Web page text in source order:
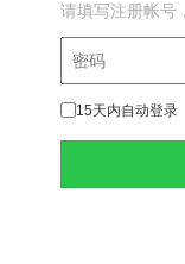
请填写注册帐号
15天内自动登录